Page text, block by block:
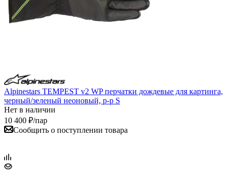
Alpinestars TEMPEST v2 WP перчатки дождевые для картинга,
черный/зеленый неоновый, р-р S
Нет в наличии
10 400 ₽/пар
Сообщить о поступлении товара